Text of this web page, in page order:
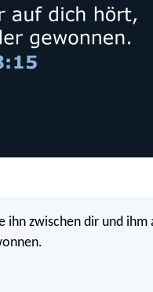
ihn zwischen dir und ihm